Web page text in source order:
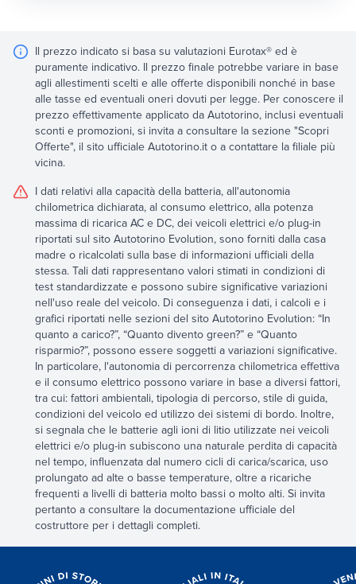
Il prezzo indicato si basa su valutazioni Eurotax® ed è
puramente indicativo. Il prezzo finale potrebbe variare in base
agli allestimenti scelti e alle offerte disponibili nonché in base
alle tasse ed eventuali oneri dovuti per legge. Per conoscere il
prezzo effettivamente applicato da Autotorino, inclusi eventuali
sconti e promozioni, si invita a consultare la sezione "Scopri
Offerte", il sito ufficiale Autotorino.it o a contattare la filiale più
vicina.
I dati relativi alla capacità della batteria, all'autonomia
chilometrica dichiarata, al consumo elettrico, alla potenza
massima di ricarica AC e DC, dei veicoli elettrici e/o plug-in
riportati sul sito Autotorino Evolution, sono forniti dalla casa
madre o ricalcolati sulla base di informazioni ufficiali della
stessa. Tali dati rappresentano valori stimati in condizioni di
test standardizzate e possono subire significative variazioni
nell'uso reale del veicolo. Di conseguenza i dati, i calcoli e i
grafici riportati nelle sezioni del sito Autotorino Evolution: “In
quanto a carico?”, “Quanto divento green?” e “Quanto
risparmio?”, possono essere soggetti a variazioni significative.
In particolare, l'autonomia di percorrenza chilometrica effettiva
e il consumo elettrico possono variare in base a diversi fattori,
tra cui: fattori ambientali, tipologia di percorso, stile di guida,
condizioni del veicolo ed utilizzo dei sistemi di bordo. Inoltre,
si segnala che le batterie agli ioni di litio utilizzate nei veicoli
elettrici e/o plug-in subiscono una naturale perdita di capacità
nel tempo, influenzata dal numero cicli di carica/scarica, uso
prolungato ad alte o basse temperature, oltre a ricariche
frequenti a livelli di batteria molto bassi o molto alti. Si invita
pertanto a consultare la documentazione ufficiale del
costruttore per i dettagli completi.